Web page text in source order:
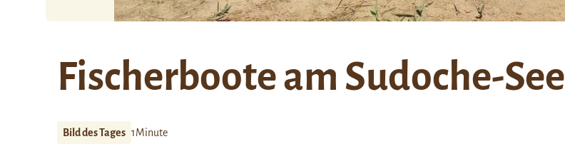
Fischerboote am Sudoche-See
Bild des Tages 1Minute